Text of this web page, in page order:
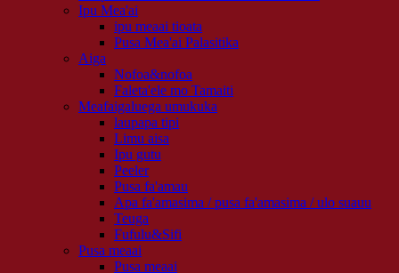
Ipu Mea'ai
ipu meaai tioata
Pusa Mea'ai Palasitika
Aiga
Nofoa&nofoa
Faleta'ele mo Tamaiti
Meafaigaluega umukuka
laupapa tipi
Limu aisa
Ipu gutu
Peeler
Pusa fa'amau
Apa fa'amasima / pusa fa'amasima / ulo suauu
Teuga
Fufulu&Sifi
Pusa meaai
Pusa meaai